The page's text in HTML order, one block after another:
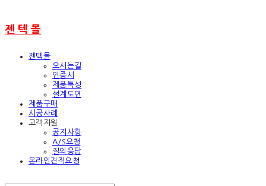
젠 텍 몰
젠텍몰
오시는길
인증서
제품특성
설계도면
제품구매
시공사례
고객지원
공지사항
A/S요청
질의응답
온라인견적요청